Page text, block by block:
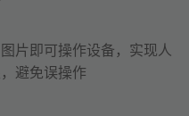
片即可操作设备，实现人
避免误操作